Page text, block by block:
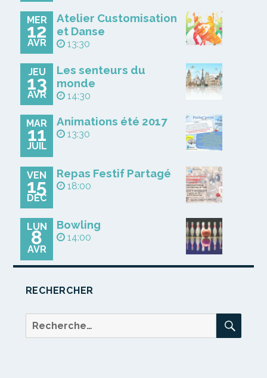
MER
12
AVR
Atelier Customisation
et Danse
13:30
JEU
13
AVR
Les senteurs du
monde
14:30
MAR
11
JUIL
Animations été 2017
13:30
VEN
15
DÉC
Repas Festif Partagé
18:00
LUN
8
AVR
Bowling
14:00
RECHERCHER
Recherche